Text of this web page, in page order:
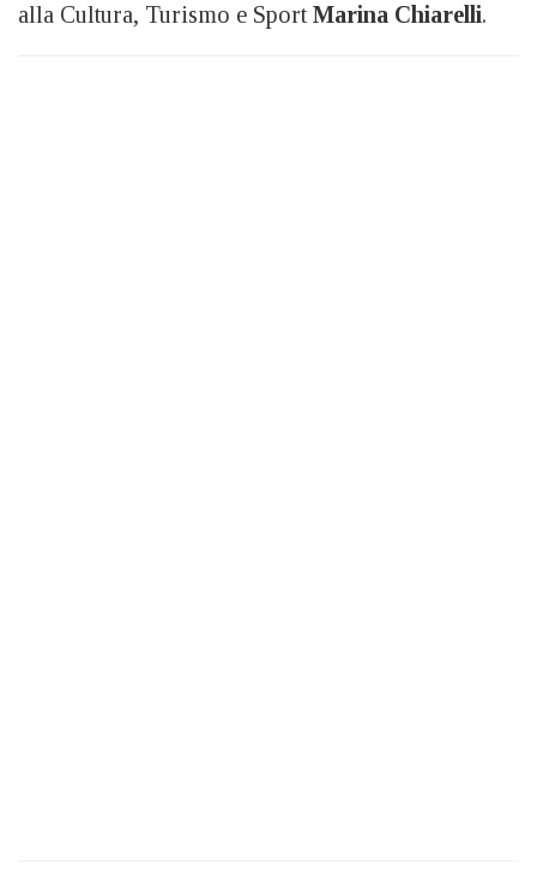
alla Cultura, Turismo e Sport Marina Chiarelli.